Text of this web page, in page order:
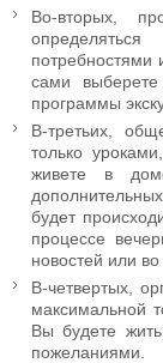
Во-вторых,
потребностями
сами выберете
программы
В-третьих,
только
живете в
будет
процессе
новостей или
В-четвертых,
максимальной
Вы будете
пожеланиями.